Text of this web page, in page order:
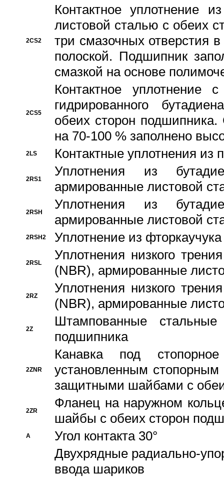
2CS2
Контактное уплотнение
листовой сталью с обеих
три смазочных отверстия
полоской. Подшипник
смазкой на основе
2CS5
Контактное уплотнение
гидрированного
обеих сторон
на 70-100 % заполнено
2LS Контактные уплотнения из
2RS1
Уплотнения из
армированные листовой
2RSH
Уплотнения из
армированные листовой
2RSH2 Уплотнение из
2RSL
Уплотнения низкого
(NBR), армированные
2RZ
Уплотнения низкого
(NBR), армированные
2Z
Штампованные
подшипника
2ZNR
Канавка под
установленным
защитными шайбами с
2ZR
Фланец на наружном
шайбы с обеих сторон
A
Угол контакта 30°
Двухрядные радиально-
ввода шариков